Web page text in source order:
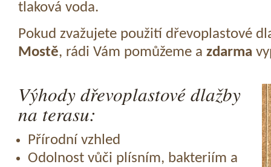
tlaková voda.
Pokud zvažujete použití dřevoplastové
Mostě, rádi Vám pomůžeme a zdarma
Výhody dřevoplastové dlažby
na terasu:
Přírodní vzhled
Odolnost vůči plísním, bakteriím a